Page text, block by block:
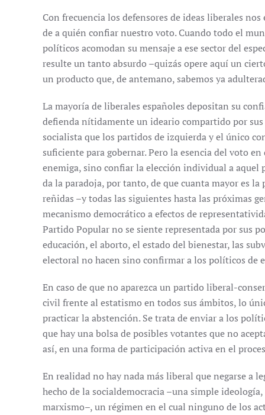
Con frecuencia los defensores de ideas liberales
de a quién confiar nuestro voto. Cuando todo el
políticos acomodan su mensaje a ese sector del
resulte un tanto absurdo –quizás opere aquí un
un producto que, de antemano, sabemos ya
La mayoría de liberales españoles depositan su
defienda nítidamente un ideario compartido por
socialista que los partidos de izquierda y el único
suficiente para gobernar. Pero la esencia del voto
enemiga, sino confiar la elección individual a aquel
da la paradoja, por tanto, de que cuanta mayor es
reñidas –y todas las siguientes hasta las próximas
mecanismo democrático a efectos de
Partido Popular no se siente representada por sus
educación, el aborto, el estado del bienestar, las
electoral no hacen sino confirmar a los políticos de
En caso de que no aparezca un partido liberal-
civil frente al estatismo en todos sus ámbitos, lo
practicar la abstención. Se trata de enviar a los
que hay una bolsa de posibles votantes que no
así, en una forma de participación activa en el
En realidad no hay nada más liberal que negarse a
hecho de la socialdemocracia –una simple
marxismo–, un régimen en el cual ninguno de los